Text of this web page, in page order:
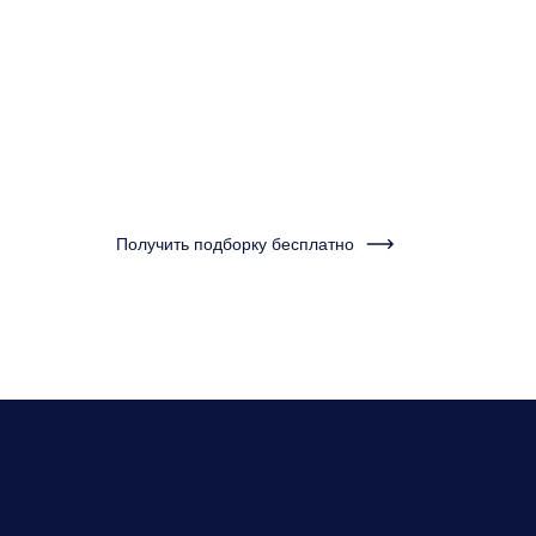
Получить подборку бесплатно